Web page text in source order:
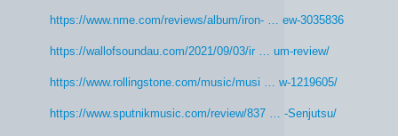
https://www.nme.com/reviews/album/iron- … ew-3035836
https://wallofsoundau.com/2021/09/03/ir … um-review/
https://www.rollingstone.com/music/musi … w-1219605/
https://www.sputnikmusic.com/review/837 … -Senjutsu/